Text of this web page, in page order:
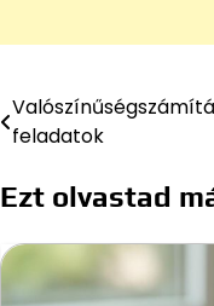
Bejegyzés
feladatok
Ezt olvastad